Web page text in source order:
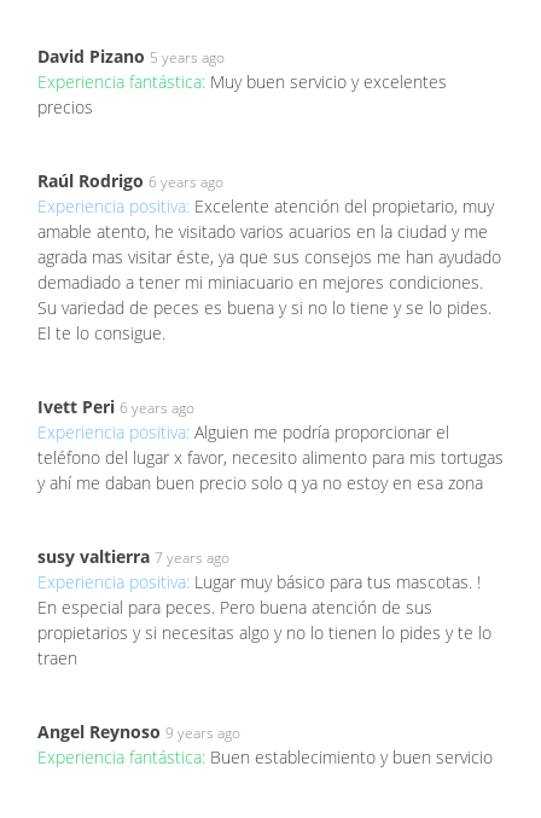
David Pizano 5 years ago
Experiencia fantástica: Muy buen servicio y excelentes
precios
Raúl Rodrigo 6 years ago
Experiencia positiva: Excelente atención del propietario, muy
amable atento, he visitado varios acuarios en la ciudad y me
agrada mas visitar éste, ya que sus consejos me han ayudado
demadiado a tener mi miniacuario en mejores condiciones.
Su variedad de peces es buena y si no lo tiene y se lo pides.
El te lo consigue.
Ivett Peri 6 years ago
Experiencia positiva: Alguien me podría proporcionar el
teléfono del lugar x favor, necesito alimento para mis tortugas
y ahí me daban buen precio solo q ya no estoy en esa zona
susy valtierra 7 years ago
Experiencia positiva: Lugar muy básico para tus mascotas. !
En especial para peces. Pero buena atención de sus
propietarios y si necesitas algo y no lo tienen lo pides y te lo
traen
Angel Reynoso 9 years ago
Experiencia fantástica: Buen establecimiento y buen servicio